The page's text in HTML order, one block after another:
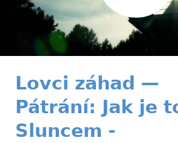
Lovci záhad —
Pátrání: Jak je
Sluncem -